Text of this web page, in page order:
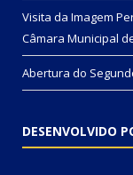
Visita da Imagem
Câmara Municipal
Abertura do
DESENVOLVIDO